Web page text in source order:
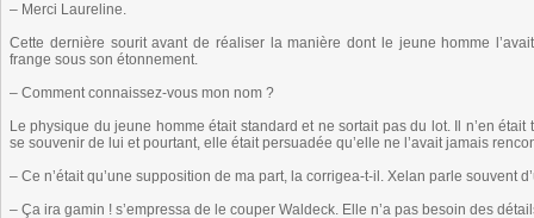
– Merci Laureline.
Cette dernière sourit avant de réaliser la manière dont le jeune homme
frange sous son étonnement.
– Comment connaissez-vous mon nom ?
Le physique du jeune homme était standard et ne sortait pas du lot. Il n’en
se souvenir de lui et pourtant, elle était persuadée qu’elle ne l’avait jamais
– Ce n’était qu’une supposition de ma part, la corrigea-t-il. Xelan parle souvent
– Ça ira gamin ! s’empressa de le couper Waldeck. Elle n’a pas besoin des